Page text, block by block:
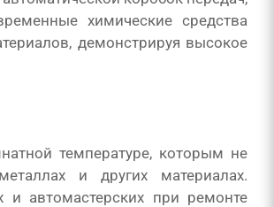
химические средства
демонстрируя высокое
температуре, которым не
и других материалах.
и автомастерских при ремонте